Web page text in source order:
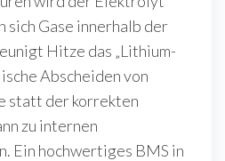
sich Gase innerhalb der
Hitze das „Lithium-
Abscheiden von
statt der korrekten
zu internen
Ein hochwertiges BMS in